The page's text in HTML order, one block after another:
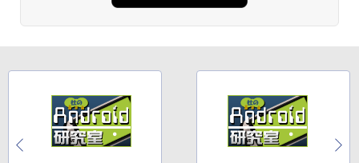
ClaudeCode いちばんやさしい 教
にも！ 非エンジニアのためのAIコ
ーディング入門シリーズ
￥16,980
エディション (32GB) 7インチディ
スプレイ、明るさ自動調整、色調
調節ライト、12週間持続バッテリ